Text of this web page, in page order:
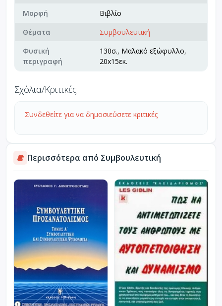
Μορφή
Βιβλίο
Θέματα
Συμβουλευτική
Φυσική
περιγραφή
130σ., Μαλακό εξώφυλλο,
20x15εκ.
Σχόλια/Κριτικές
Συνδεθείτε για να δημοσιεύσετε κριτικές
Περισσότερα από Συμβουλευτική